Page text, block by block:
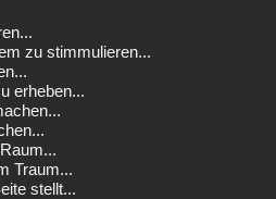
zu stimmulieren...
erheben...
Traum...
stellt...